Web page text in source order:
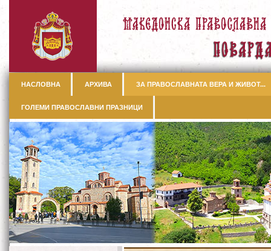
НАСЛОВНА АРХИВА ЗА ПРАВОСЛАВНАТА ВЕРА И ЖИВОТ...
ГОЛЕМИ ПРАВОСЛАВНИ ПРАЗНИЦИ